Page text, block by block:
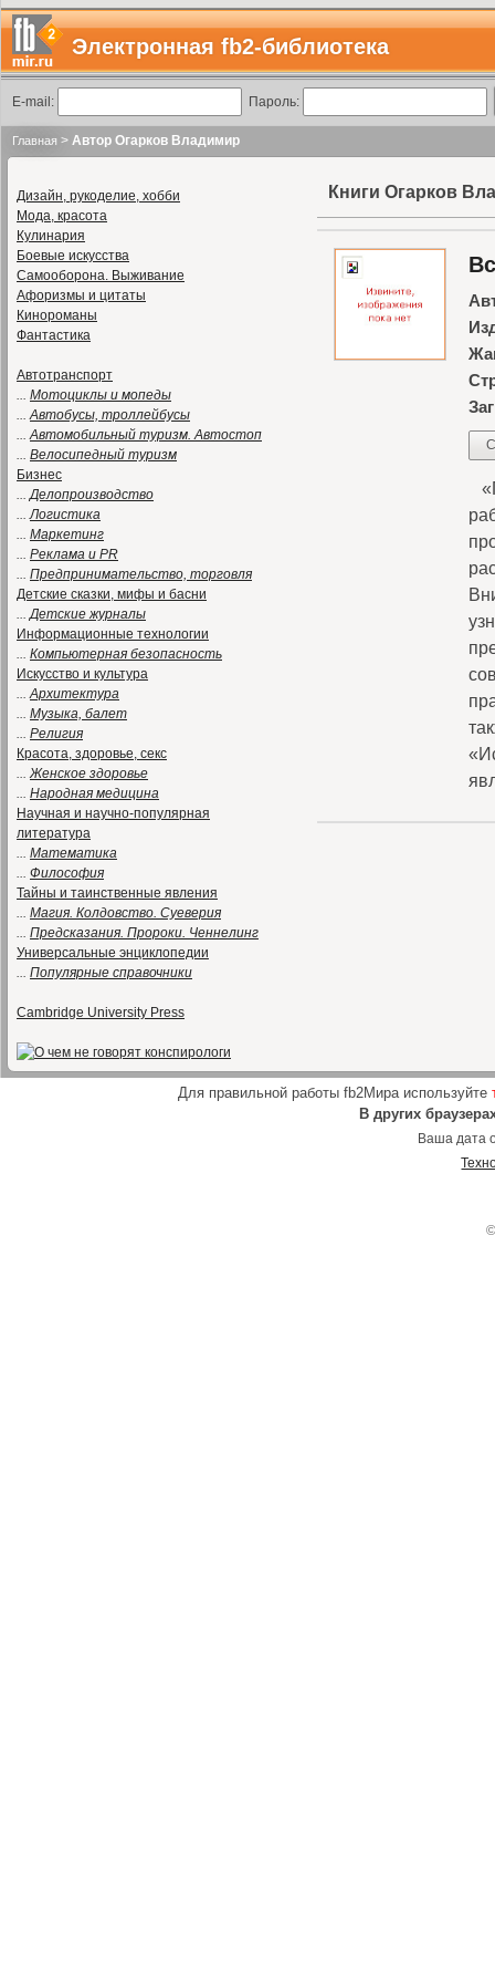
Электронная fb2-библиотека
E-mail: Пароль:
Главная > Автор Огарков Владимир
Дизайн, рукоделие, хобби
Мода, красота
Кулинария
Боевые искусства
Самооборона. Выживание
Афоризмы и цитаты
Кинороманы
Фантастика
Автотранспорт
... Мотоциклы и мопеды
...Автобусы, троллейбусы
...Автомобильный туризм. Автостоп
... Велосипедный туризм
Бизнес
...Делопроизводство
...Логистика
... Маркетинг
... Реклама и PR
... Предпринимательство, торговля
Детские сказки, мифы и басни
...Детские журналы
Информационные технологии
... Компьютерная безопасность
Искусство и культура
...Архитектура
... Музыка, балет
... Религия
Красота, здоровье, секс
...Женское здоровье
... Народная медицина
Научная и научно-популярная
литература
... Математика
... Философия
Тайны и таинственные явления
... Магия. Колдовство. Суеверия
... Предсказания. Пророки. Ченнелинг
Универсальные энциклопедии
... Популярные справочники
Cambridge University Press
Книги Огарков
Для правильной работы fb2Мира используйте
В других
Ваша дата